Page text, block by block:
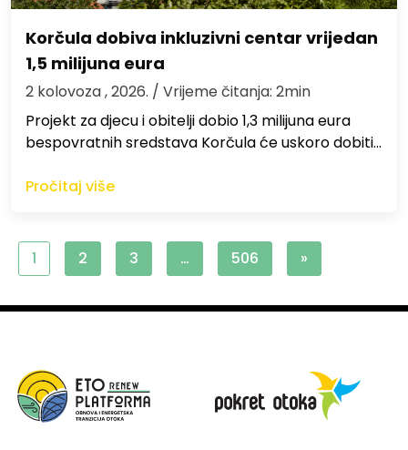
Korčula dobiva inkluzivni centar vrijedan
1,5 milijuna eura
2 kolovoza , 2026. / Vrijeme čitanja: 2min
Projekt za djecu i obitelji dobio 1,3 milijuna eura
bespovratnih sredstava Korčula će uskoro dobiti…
Pročitaj više
1 2 3 … 506 »